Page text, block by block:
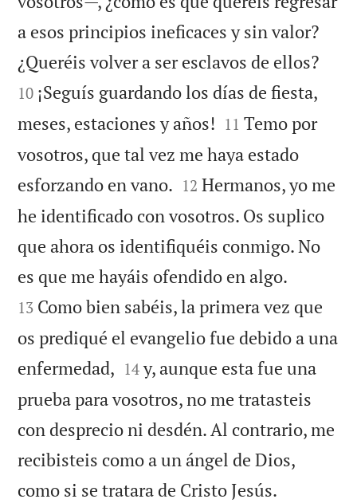
a esos principios ineficaces y sin valor?
¿Queréis volver a ser esclavos de ellos?
10 ¡Seguís guardando los días de fiesta,
meses, estaciones y años! 

11 Temo por
vosotros, que tal vez me haya estado
esforzando en vano. 

12 Hermanos, yo me
he identificado con vosotros. Os suplico
que ahora os identifiquéis conmigo. No
es que me hayáis ofendido en algo.
13 Como bien sabéis, la primera vez que
os prediqué el evangelio fue debido a una
enfermedad, 

14 y, aunque esta fue una
prueba para vosotros, no me tratasteis
con desprecio ni desdén. Al contrario, me
recibisteis como a un ángel de Dios,
como si se tratara de Cristo Jesús.